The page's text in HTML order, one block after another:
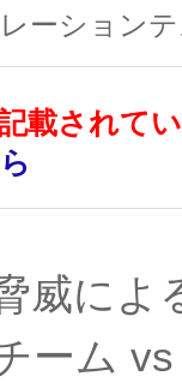
ーション
載されて
威によ
ーム